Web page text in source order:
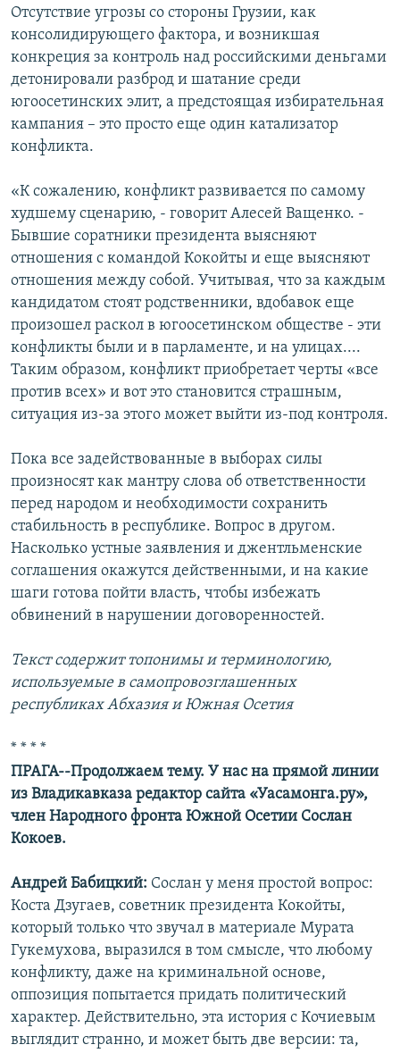
Отсутствие угрозы со стороны Грузии, как
консолидирующего фактора, и возникшая
конкреция за контроль над российскими деньгами
детонировали разброд и шатание среди
югоосетинских элит, а предстоящая избирательная
кампания – это просто еще один катализатор
конфликта.
«К сожалению, конфликт развивается по самому
худшему сценарию, - говорит Алесей Ващенко. -
Бывшие соратники президента выясняют
отношения с командой Кокойты и еще выясняют
отношения между собой. Учитывая, что за каждым
кандидатом стоят родственники, вдобавок еще
произошел раскол в югоосетинском обществе - эти
конфликты были и в парламенте, и на улицах....
Таким образом, конфликт приобретает черты «все
против всех» и вот это становится страшным,
ситуация из-за этого может выйти из-под контроля.
Пока все задействованные в выборах силы
произносят как мантру слова об ответственности
перед народом и необходимости сохранить
стабильность в республике. Вопрос в другом.
Насколько устные заявления и джентльменские
соглашения окажутся действенными, и на какие
шаги готова пойти власть, чтобы избежать
обвинений в нарушении договоренностей.
Текст содержит топонимы и терминологию,
используемые в самопровозглашенных
республиках Абхазия и Южная Осетия
* * * *
ПРАГА--Продолжаем тему. У нас на прямой линии
из Владикавказа редактор сайта «Уасамонга.ру»,
член Народного фронта Южной Осетии Сослан
Кокоев.
Андрей Бабицкий: Сослан у меня простой вопрос:
Коста Дзугаев, советник президента Кокойты,
который только что звучал в материале Мурата
Гукемухова, выразился в том смысле, что любому
конфликту, даже на криминальной основе,
оппозиция попытается придать политический
характер. Действительно, эта история с Кочиевым
выглядит странно, и может быть две версии: та,